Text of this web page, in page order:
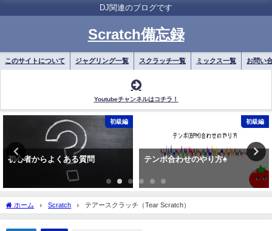
DJ関連のブログです
Scratch備忘録
このサイトについて ジャグリング一覧 スクラッチ一覧 ミックス一覧 お問い
Youtubeチャンネルはコチラ！
初級編
初心者からよくある質問
初級編
テンポ合わせのやり方♠
ホーム Scratch テアースクラッチ（Tear Scratch）